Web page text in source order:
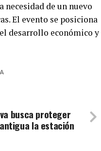
de un nuevo
El evento se posiciona
desarrollo económico y
busca proteger
la estación